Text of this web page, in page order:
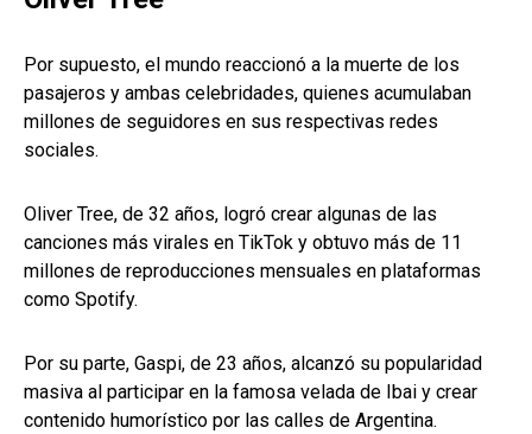
Por supuesto, el mundo reaccionó a la muerte de los
pasajeros y ambas celebridades, quienes acumulaban
millones de seguidores en sus respectivas redes
sociales.
Oliver Tree, de 32 años, logró crear algunas de las
canciones más virales en TikTok y obtuvo más de 11
millones de reproducciones mensuales en plataformas
como Spotify.
Por su parte, Gaspi, de 23 años, alcanzó su popularidad
masiva al participar en la famosa velada de Ibai y crear
contenido humorístico por las calles de Argentina.